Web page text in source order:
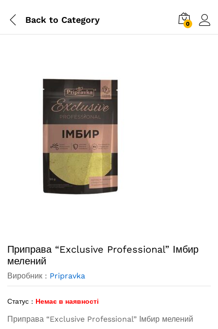
Back to Category 0
Приправа “Exclusive Professional” Імбир
мелений
Виробник : Pripravka
Статус : Немає в наявності
Приправа “Exclusive Professional” Імбир мелений